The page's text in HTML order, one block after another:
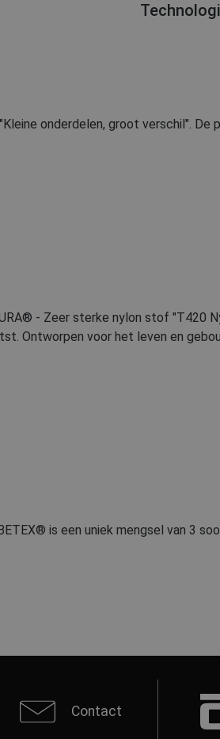
onderdelen, groot verschil". De
- Zeer sterke nylon stof "T420
Ontworpen voor het leven en
is een uniek mengsel van 3
Contact